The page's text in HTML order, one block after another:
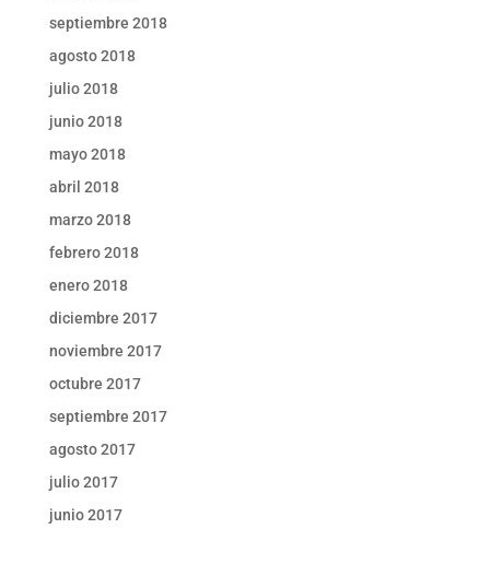
septiembre 2018
agosto 2018
julio 2018
junio 2018
mayo 2018
abril 2018
marzo 2018
febrero 2018
enero 2018
diciembre 2017
noviembre 2017
octubre 2017
septiembre 2017
agosto 2017
julio 2017
junio 2017